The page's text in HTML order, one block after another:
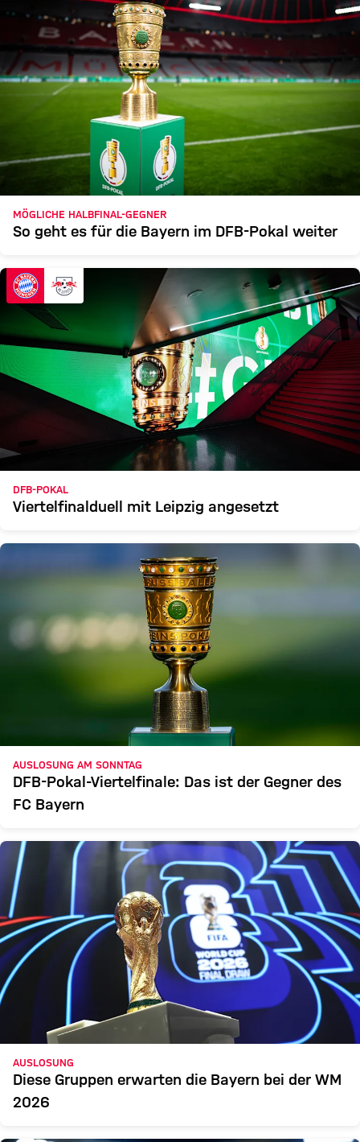
MÖGLICHE HALBFINAL-GEGNER
So geht es für die Bayern im DFB-Pokal weiter
DFB-POKAL
Viertelfinalduell mit Leipzig angesetzt
AUSLOSUNG AM SONNTAG
DFB-Pokal-Viertelfinale: Das ist der Gegner des
FC Bayern
AUSLOSUNG
Diese Gruppen erwarten die Bayern bei der WM
2026